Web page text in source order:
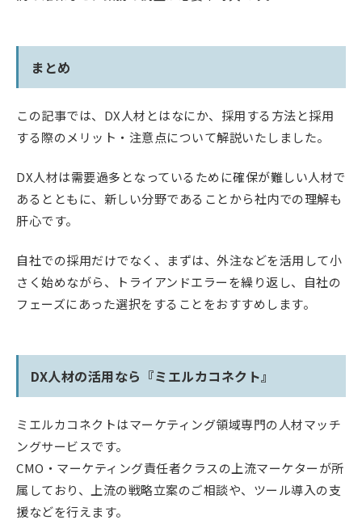
まとめ
この記事では、DX人材とはなにか、採用する方法と採用
する際のメリット・注意点について解説いたしました。
DX人材は需要過多となっているために確保が難しい人材で
あるとともに、新しい分野であることから社内での理解も
肝心です。
自社での採用だけでなく、まずは、外注などを活用して小
さく始めながら、トライアンドエラーを繰り返し、自社の
フェーズにあった選択をすることをおすすめします。
DX人材の活用なら『ミエルカコネクト』
ミエルカコネクトはマーケティング領域専門の人材マッチ
ングサービスです。
CMO・マーケティング責任者クラスの上流マーケターが所
属しており、上流の戦略立案のご相談や、ツール導入の支
援などを行えます。